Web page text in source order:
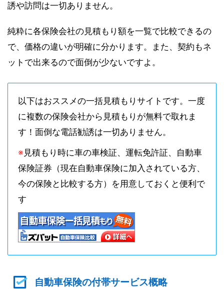
誘や訪問は一切ありません。
純粋に各保険会社の見積もり額を一覧で比較できるの
で、価格の違いが明確に分かります。また、契約もネ
ットで出来るので面倒が少ないですよ。
以下はおススメの一括見積もりサイトです。一度
に複数の保険会社から見積もりが無料で取れま
す！面倒な電話勧誘は一切ありません。
※ 見積もり時に車の車検証、運転免許証、自動車
保険証券（現在自動車保険に加入されている方、
今の保険と比較する方）を用意しておくと便利で
す
自動車保険の付帯サービス概略